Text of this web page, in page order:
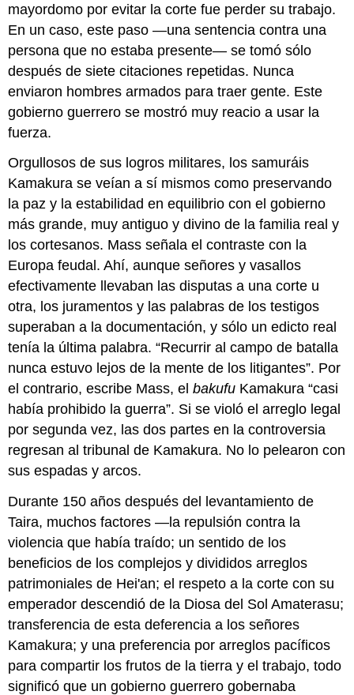
mayordomo por evitar la corte fue perder su trabajo.
En un caso, este paso —una sentencia contra una
persona que no estaba presente— se tomó sólo
después de siete citaciones repetidas. Nunca
enviaron hombres armados para traer gente. Este
gobierno guerrero se mostró muy reacio a usar la
fuerza.
Orgullosos de sus logros militares, los samuráis
Kamakura se veían a sí mismos como preservando
la paz y la estabilidad en equilibrio con el gobierno
más grande, muy antiguo y divino de la familia real y
los cortesanos. Mass señala el contraste con la
Europa feudal. Ahí, aunque señores y vasallos
efectivamente llevaban las disputas a una corte u
otra, los juramentos y las palabras de los testigos
superaban a la documentación, y sólo un edicto real
tenía la última palabra. “Recurrir al campo de batalla
nunca estuvo lejos de la mente de los litigantes”. Por
el contrario, escribe Mass, elbakufu Kamakura “casi
había prohibido la guerra”. Si se violó el arreglo legal
por segunda vez, las dos partes en la controversia
regresan al tribunal de Kamakura. No lo pelearon con
sus espadas y arcos.
Durante 150 años después del levantamiento de
Taira, muchos factores —la repulsión contra la
violencia que había traído; un sentido de los
beneficios de los complejos y divididos arreglos
patrimoniales de Hei'an; el respeto a la corte con su
emperador descendió de la Diosa del Sol Amaterasu;
transferencia de esta deferencia a los señores
Kamakura; y una preferencia por arreglos pacíficos
para compartir los frutos de la tierra y el trabajo, todo
significó que un gobierno guerrero gobernaba